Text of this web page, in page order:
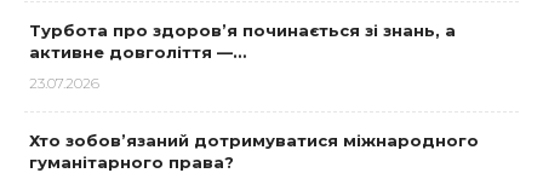
Турбота про здоров’я починається зі знань, а
активне довголіття —…
23.07.2026
Хто зобов’язаний дотримуватися міжнародного
гуманітарного права?